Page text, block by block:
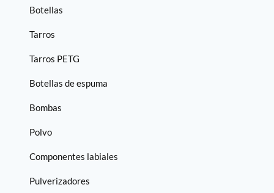
Botellas
Tarros
Tarros PETG
Botellas de espuma
Bombas
Polvo
Componentes labiales
Pulverizadores